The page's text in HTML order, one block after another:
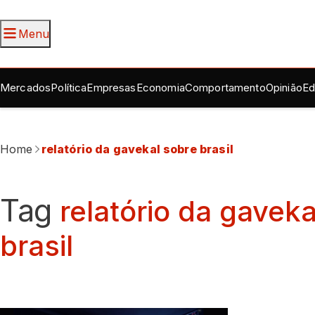
Menu
MercadosPolíticaEmpresasEconomiaComportamentoOpinião
Home relatório da gavekal sobre brasil
Tag relatório da
brasil